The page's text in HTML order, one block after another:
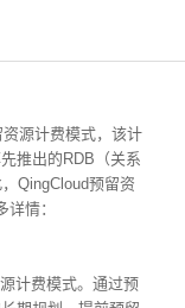
源计费模式，该计
推出的RDB（关系
QingCloud预留资
情：
计费模式。通过预